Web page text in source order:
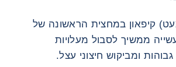
קיפאון במחצית הראשונה של
ממשיך לסבול מעלויות
ומביקוש חיצוני עצל.